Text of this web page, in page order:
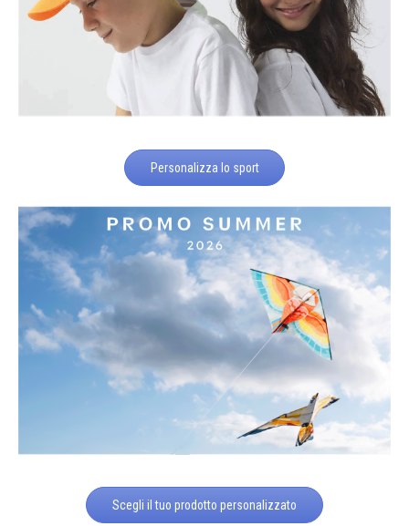
Personalizza lo sport
Scegli il tuo prodotto personalizzato